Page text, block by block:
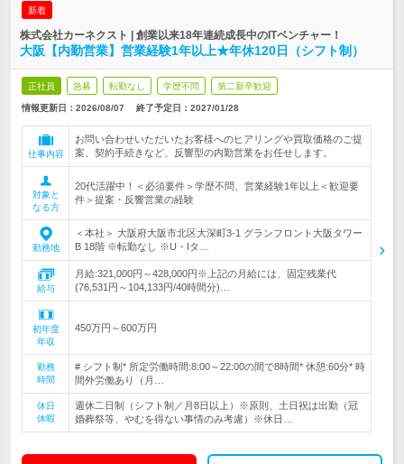
新着
株式会社カーネクスト | 創業以来18年連続成長中のITベンチャー！
大阪【内勤営業】営業経験1年以上★年休120日（シフト制）
正社員 急募 転勤なし 学歴不問 第二新卒歓迎
情報更新日：2026/08/07 終了予定日： 2027/01/28
仕事内容
お問い合わせいただいたお客様へのヒアリングや買取価格のご提
案、契約手続きなど、反響型の内勤営業をお任せします。
対象と
なる方
20代活躍中！＜必須要件＞学歴不問、営業経験1年以上＜歓迎要
件＞提案・反響営業の経験
勤務地
＜本社＞ 大阪府大阪市北区大深町3-1 グランフロント大阪タワー
B 18階 ※転勤なし ※U・Iタ…
給与
月給:321,000円～428,000円※上記の月給には、固定残業代
(76,531円～104,133円/40時間分)…
初年度
年収
450万円～600万円
勤務
時間
# シフト制* 所定労働時間:8:00～22:00の間で8時間* 休憩:60分* 時
間外労働あり（月…
休日
休暇
週休二日制（シフト制／月8日以上）※原則、土日祝は出勤（冠
婚葬祭等、やむを得ない事情のみ考慮）※休日…